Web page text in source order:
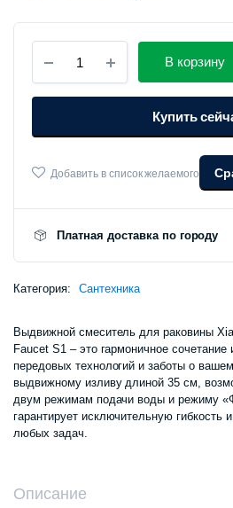
смеситель
для
раковины
Mijia
out
количество
В корзину
Купить
Добавить в список желаемого
Платная доставка по городу
Категория: Сантехника
Выдвижной смеситель для раковины
Faucet S1 – это гармоничное сочетание
передовых технологий и заботы о
выдвижному изливу длиной 35 см,
двум режимам подачи воды и режиму
гарантирует исключительную гибкость
любых задач.
Описание